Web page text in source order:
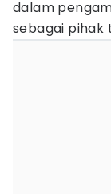
dalam
sebagai pihak